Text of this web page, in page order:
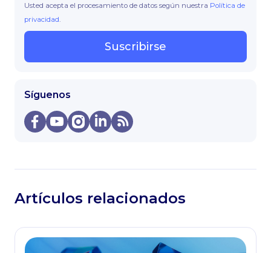
Usted acepta el procesamiento de datos según nuestra Política de
privacidad
Suscribirse
Síguenos
Artículos relacionados